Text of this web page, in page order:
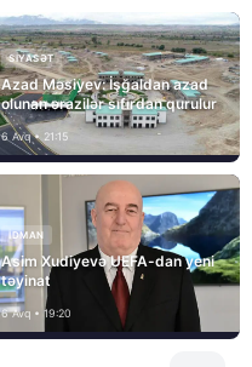
SIYASƏT
Azad Məsiyev: İşğaldan azad
olunan ərazilər sıfırdan qurulur
6 Avq • 21:15
İDMAN
Asim Xudiyevə UEFA-dan yeni
təyinat
6 Avq • 19:20